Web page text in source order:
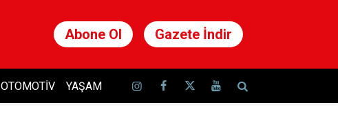
Abone Ol Gazete İndir
OTOMOTIV YAŞAM